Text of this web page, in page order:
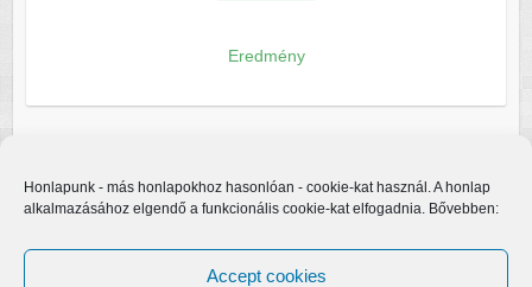
Honlapunk - más honlapokhoz hasonlóan - cookie-kat használ. A honlap
alkalmazásához elgendő a funkcionális cookie-kat elfogadnia. Bővebben:
Accept cookies
Eredmény